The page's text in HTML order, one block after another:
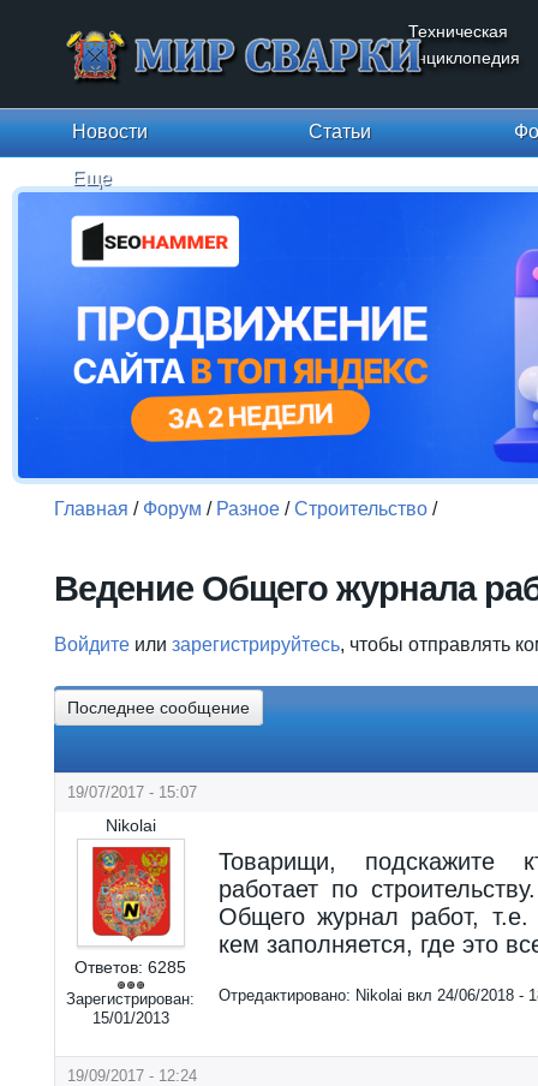
Техническая
энциклопедия
Новости Статьи
Еще
Главная / Форум / Разное /Строительство /
Ведение Общего журнала
Войдите или зарегистрируйтесь, чтобы отправлять
Последнее сообщение
19/07/2017 - 15:07
Nikolai
Ответов: 6285
Зарегистрирован:
15/01/2013
Товарищи, подскажите
работает по
Общего журнал работ,
кем заполняется, где это
Отредактировано: Nikolai вкл 24/06/2018 -
19/09/2017 - 12:24